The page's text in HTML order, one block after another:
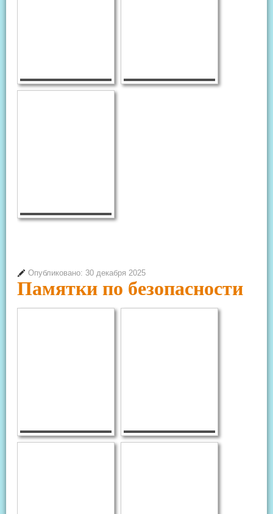
Опубликовано: 30 декабря 2025
Памятки по безопасности